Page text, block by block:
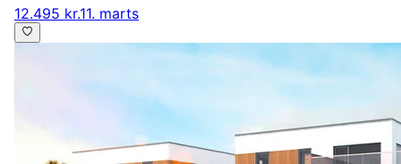
12.495 kr.11. marts